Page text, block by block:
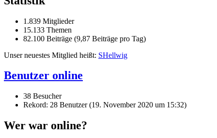
1.839 Mitglieder
15.133 Themen
82.100 Beiträge (9,87 Beiträge pro Tag)
Unser neuestes Mitglied heißt: SHellwig
Benutzer online
38 Besucher
Rekord: 28 Benutzer (19. November 2020 um 15:32)
Wer war online?